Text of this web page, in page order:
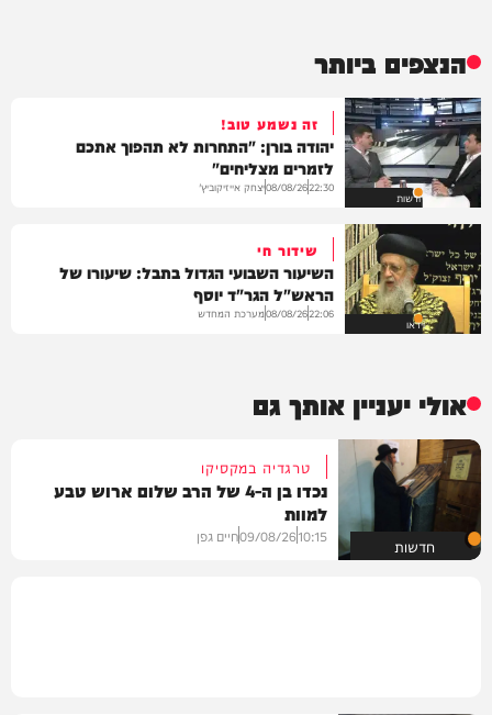
הנצפים ביותר
חדשות
זה נשמע טוב!
יהודה בורן: "התחרות לא תהפוך אתכם
לזמרים מצליחים"
22:30
08/08/26יצחק אייזיקוביץ'
וידאו
שידור חי
השיעור השבועי הגדול בתבל: שיעורו של
הראש"ל הגר"ד יוסף
22:06
08/08/26מערכת המחדש
אולי יעניין אותך גם
חדשות
טרגדיה במקסיקו
נכדו בן ה-4 של הרב שלום ארוש טבע
למוות
10:15
09/08/26חיים גפן